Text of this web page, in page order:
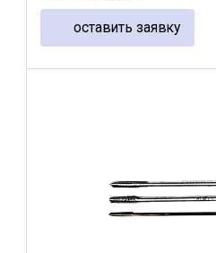
оставить заявку